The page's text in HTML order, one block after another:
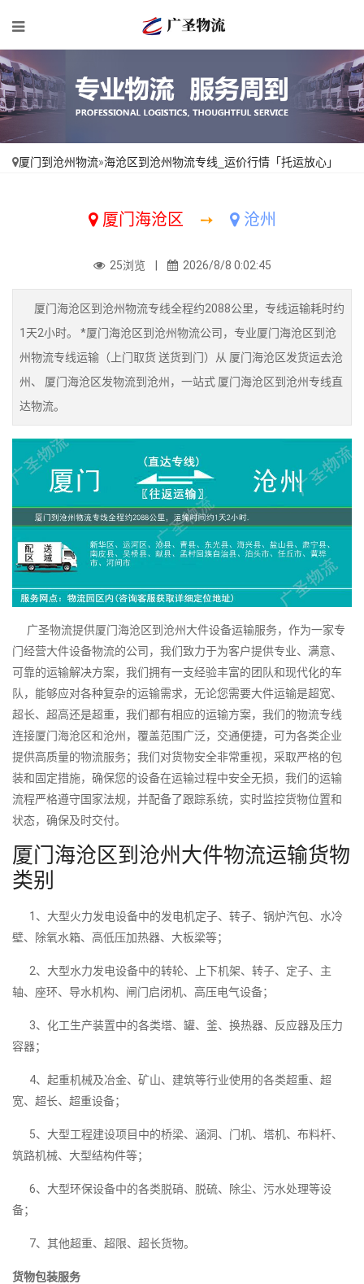
厦门到沧州物流»海沧区到沧州物流专线_运价行情「托运放心」
厦门海沧区 ➙ 沧州
25浏览 | 2026/8/8 0:02:45
厦门海沧区到沧州物流专线全程约2088公里，专线运输耗时约
1天2小时。 *厦门海沧区到沧州物流公司，专业厦门海沧区到沧
州物流专线运输（上门取货 送货到门）从 厦门海沧区发货运去沧
州、 厦门海沧区发物流到沧州，一站式 厦门海沧区到沧州专线直
达物流。
广圣物流提供厦门海沧区到沧州大件设备运输服务，作为一家专
门经营大件设备物流的公司，我们致力于为客户提供专业、满意、
可靠的运输解决方案，我们拥有一支经验丰富的团队和现代化的车
队，能够应对各种复杂的运输需求，无论您需要大件运输是超宽、
超长、超高还是超重，我们都有相应的运输方案，我们的物流专线
连接厦门海沧区和沧州，覆盖范围广泛，交通便捷，可为各类企业
提供高质量的物流服务；我们对货物安全非常重视，采取严格的包
装和固定措施，确保您的设备在运输过程中安全无损，我们的运输
流程严格遵守国家法规，并配备了跟踪系统，实时监控货物位置和
状态，确保及时交付。
厦门海沧区到沧州大件物流运输货物
类别
1、大型火力发电设备中的发电机定子、转子、锅炉汽包、水冷
壁、除氧水箱、高低压加热器、大板梁等；
2、大型水力发电设备中的转轮、上下机架、转子、定子、主
轴、座环、导水机构、闸门启闭机、高压电气设备；
3、化工生产装置中的各类塔、罐、釜、换热器、反应器及压力
容器；
4、起重机械及冶金、矿山、建筑等行业使用的各类超重、超
宽、超长、超重设备；
5、大型工程建设项目中的桥梁、涵洞、门机、塔机、布料杆、
筑路机械、大型结构件等；
6、大型环保设备中的各类脱硝、脱硫、除尘、污水处理等设
备；
7、其他超重、超限、超长货物。
货物包装服务